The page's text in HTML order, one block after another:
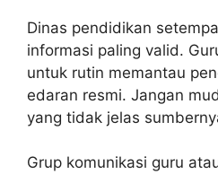
Dinas pendidikan
informasi paling valid.
untuk rutin memantau
edaran resmi. Jangan
yang tidak jelas
Grup komunikasi guru